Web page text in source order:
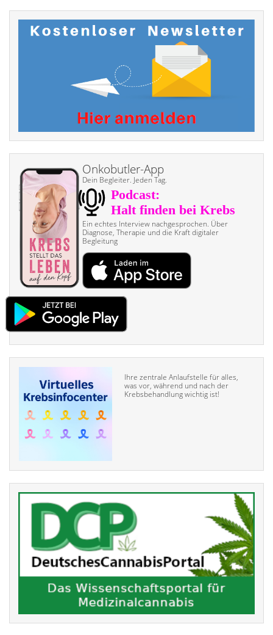
Onkobutler-App
Dein Begleiter. Jeden Tag.
Ein echtes Interview nach­gesprochen. Über
Diagnose, Therapie und die Kraft digitaler
Begleitung
Ihre zentrale Anlaufstelle für alles,
was vor, während und nach der
Krebsbehandlung wichtig ist!